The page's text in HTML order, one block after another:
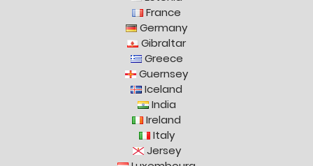
France
Germany
Gibraltar
Greece
Guernsey
Iceland
India
Ireland
Italy
Jersey